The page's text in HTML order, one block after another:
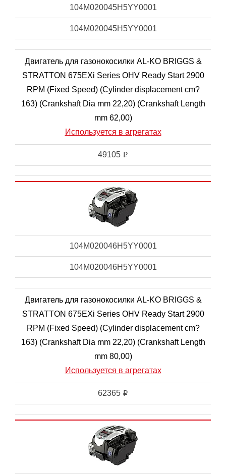
104M020045H5YY0001
104M020045H5YY0001
Двигатель для газонокосилки AL-KO BRIGGS &
STRATTON 675EXi Series OHV Ready Start 2900
RPM (Fixed Speed) (Cylinder displacement cm?
163) (Crankshaft Dia mm 22,20) (Crankshaft Length
mm 62,00)
Используется в агрегатах
49105 i
104M020046H5YY0001
104M020046H5YY0001
Двигатель для газонокосилки AL-KO BRIGGS &
STRATTON 675EXi Series OHV Ready Start 2900
RPM (Fixed Speed) (Cylinder displacement cm?
163) (Crankshaft Dia mm 22,20) (Crankshaft Length
mm 80,00)
Используется в агрегатах
62365 i